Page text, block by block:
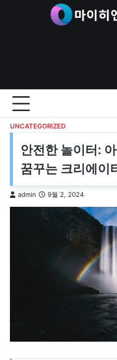
UNCATEGORIZED
안전한 놀이터:
꿈꾸는 크리에이
admin 9월 2, 2024